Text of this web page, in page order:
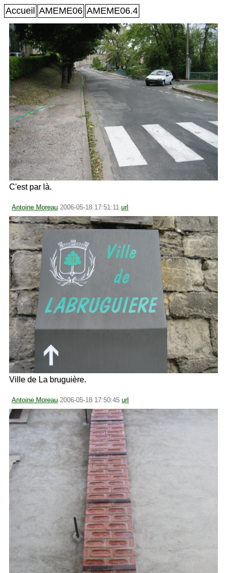
Accueil AMEME06 AMEME06.4
C'est par là.
Antoine Moreau 2006-05-18 17:51:11 url
Ville de La bruguière.
Antoine Moreau 2006-05-18 17:50:45 url